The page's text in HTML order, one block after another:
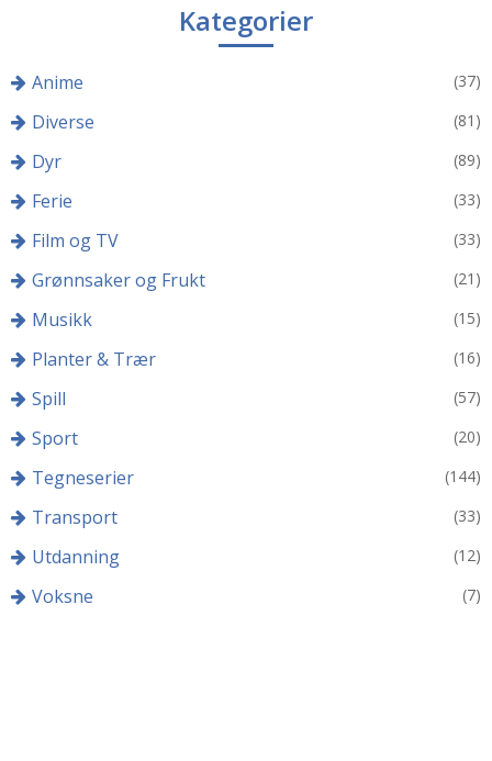
Kategorier
Anime (37)
Diverse (81)
Dyr (89)
Ferie (33)
Film og TV (33)
Grønnsaker og Frukt (21)
Musikk (15)
Planter & Trær (16)
Spill (57)
Sport (20)
Tegneserier (144)
Transport (33)
Utdanning (12)
Voksne (7)